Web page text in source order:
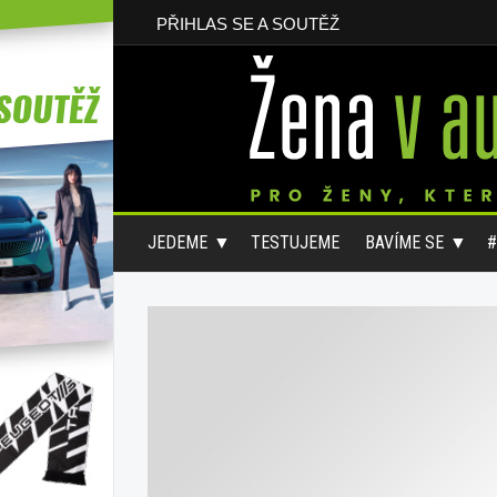
PŘIHLAS SE A SOUTĚŽ
JEDEME TESTUJEME BAVÍME SE